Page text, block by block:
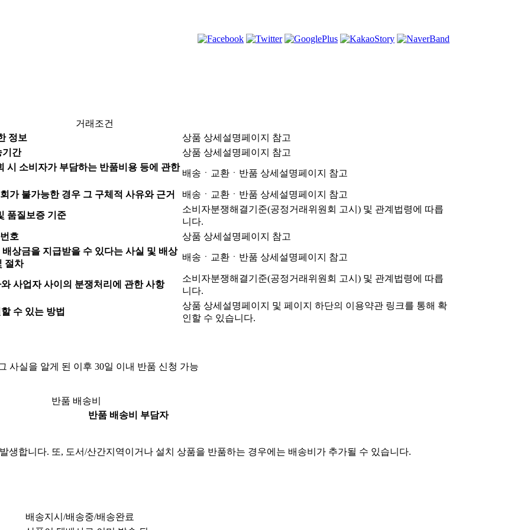
거래조건
정보
상품 상세설명페이지 참고
기간
상품 상세설명페이지 참고
시 소비자가 부담하는 반품비용 등에 관한
배송ㆍ교환ㆍ반품 상세설명페이지 참고
가 불가능한 경우 그 구체적 사유와 근거 배송ㆍ교환ㆍ반품 상세설명페이지 참고
품질보증 기준
소비자분쟁해결기준(공정거래위원회 고시) 및 관계법령에 따릅
니다.
호
상품 상세설명페이지 참고
상금을 지급받을 수 있다는 사실 및 배상
절차
배송ㆍ교환ㆍ반품 상세설명페이지 참고
사업자 사이의 분쟁처리에 관한 사항
소비자분쟁해결기준(공정거래위원회 고시) 및 관계법령에 따릅
니다.
수 있는 방법
상품 상세설명페이지 및 페이지 하단의 이용약관 링크를 통해 확
인할 수 있습니다.
사실을 알게 된 이후 30일 이내 반품 신청 가능
반품 배송비
반품 배송비 부담자
생합니다. 또, 도서/산간지역이거나 설치 상품을 반품하는 경우에는 배송비가 추가될 수 있습니다.
배송지시/배송중/배송완료